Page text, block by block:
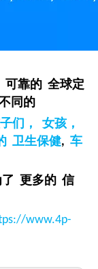
可靠的 全球定
同的
们， 女孩，
卫生保健, 车
更多的 信
www.4p-